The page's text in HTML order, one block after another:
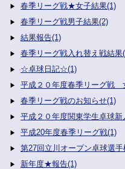
春季リーグ戦★女子結果(1)
春季リーグ戦男子結果(2)
結果報告(1)
春季リーグ戦入れ替え戦結果
☆卓球日記☆(1)
平成２０年度春季リーグ戦
春季リーグ戦のお知らせ(1)
平成２０年度関東学生卓球
平成20年度春季リーグ戦(1)
第27回立川オープン卓球選手
新年度★報告(1)